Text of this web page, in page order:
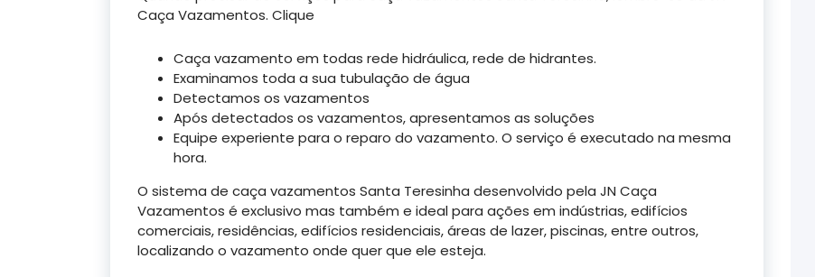
Caça Vazamentos. Clique
Caça vazamento em todas rede hidráulica, rede de hidrantes.
Examinamos toda a sua tubulação de água
Detectamos os vazamentos
Após detectados os vazamentos, apresentamos as soluções
Equipe experiente para o reparo do vazamento. O serviço é executado na mesma
hora.
O sistema de caça vazamentos Santa Teresinha desenvolvido pela JN Caça
Vazamentos é exclusivo mas também e ideal para ações em indústrias, edifícios
comerciais, residências, edifícios residenciais, áreas de lazer, piscinas, entre outros,
localizando o vazamento onde quer que ele esteja.